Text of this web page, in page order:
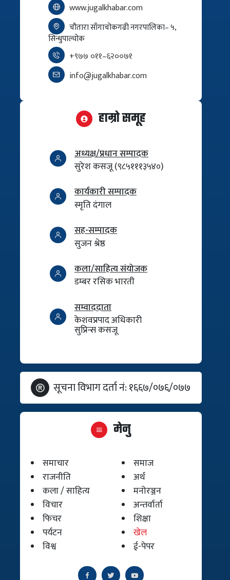
www.jugalkhabar.com
चौतारा साँगाचोकगढी नगरपालिका– ५,
सिन्धुपाल्चोक
+९७७ ०११–६२००७१
info@jugalkhabar.com
हाम्रो समूह
अध्यक्ष/प्रधान सम्पादक
सुरेश कसजू (९८५१११३५४०)
कार्यकारी सम्पादक
स्मृति दंगाल
सह-सम्पादक
सुजन श्रेष्ठ
कला/साहित्य संयोजक
डम्बर रसिक भारती
सम्वाददाता
केशवप्रपाद अधिकारी
सुप्रिन्स कसजू
सूचना विभाग दर्ता नं: १६६७/०७६/०७७
मेनु
समाचार
समाज
राजनीति
अर्थ
कला / साहित्य
मनोरञ्जन
विचार
अन्तर्वार्ता
फिचर
शिक्षा
पर्यटन
खेल
विश्व
ई-पेपर